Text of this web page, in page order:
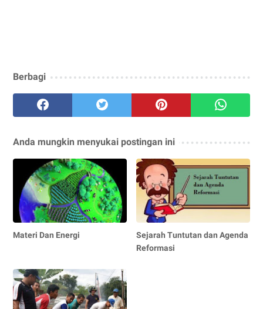
Berbagi
Anda mungkin menyukai postingan ini
Materi Dan Energi
Sejarah Tuntutan dan Agenda
Reformasi